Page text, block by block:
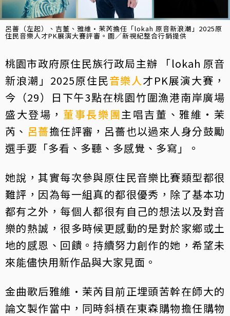
呂薔（左起）、吉董、雅維·茉芮擔任「lokah 原音新浪潮」2025原
住民音樂人才PK展演大賽評審。圖／新視紀整合行銷提供
桃園市政府原住民族行政局主辦 「lokah 原音
新浪潮」2025原住民音樂人才PK展演大賽，
今（29）日下午3點在桃園竹圍漁港南岸廣場
盛大登場， 董事長樂團主唱吉董、雅維‧茉
芮、 呂薔擔任評審，呂薔也以過來人身分鼓勵
選手要「多看、多聽、多感覺、多寫」。
她說，其實每次參與原住民音樂比賽類型都很
難評，因為每一組真的都很優秀，除了基本功
都有之外，每個人都很有自己的想法以及對音
樂的熱誠，很多時候更感動的是對於家鄉或土
地的感恩、回饋。持續努力創作的她，希望未
來能儘快用新作品與大家見面。
金曲歌后雅維·茉芮目前正埋頭苦幹在師大的
論文製作當中，同時斜槓在東森購物擔任購物